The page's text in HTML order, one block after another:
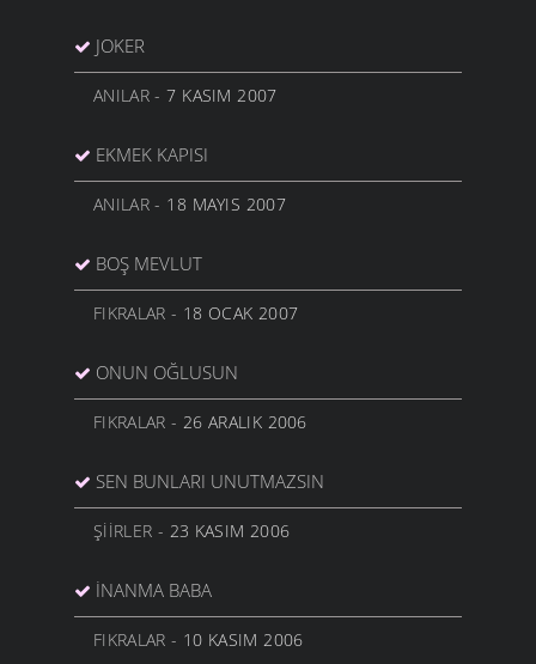
JOKER
ANILAR- 7 KASIM 2007
EKMEK KAPISI
ANILAR- 18 MAYIS 2007
BOŞ MEVLUT
FIKRALAR - 18 OCAK 2007
ONUN OĞLUSUN
FIKRALAR - 26 ARALIK 2006
SEN BUNLARI UNUTMAZSIN
ŞIIRLER - 23 KASIM 2006
İNANMA BABA
FIKRALAR - 10 KASIM 2006